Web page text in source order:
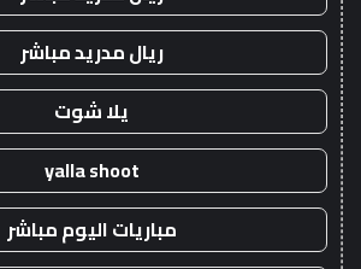
ريال مدريد مباشر
يلا شوت
yalla shoot
مباريات اليوم مباشر